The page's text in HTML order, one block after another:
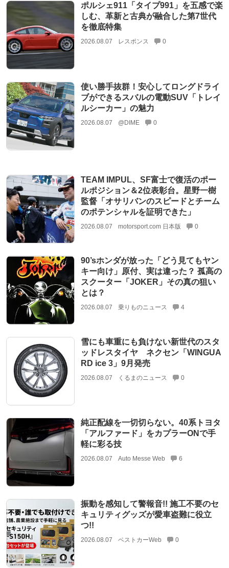
ポルシェ911「タイプ991」を五感で楽
しむ、革新と古典が融合した第7世代
を徹底特集
2026.08.07 レスポンス 0
使い勝手抜群！安心してロングドライ
ブができるスバルの電動SUV「トレイ
ルシーカー」の魅力
2026.08.07 @DIME 0
TEAM IMPUL、SF富士で復活のポー
ルポジション＆2位表彰台。星野一樹
監督「オサリバンのスピードとチーム
のポテンシャルを証明できた」
2026.08.07 motorsport.com 日本版 0
90’sホンダが放った「どう見てもヤン
キー向け」原付、実は違った？ 孤高の
スクーター「JOKER」その真の狙い
とは？
2026.08.07 乗りものニュース 4
雪にも車重にも負けない新世代のスタ
ッドレスタイヤ ネクセン「WINGUA
RD ice 3」9月発売
2026.08.07 くるまのニュース 0
純正配線を一切切らない。40系トヨタ
「アルファード」をカプラーONで手
軽に彩る技
2026.08.07 Auto Messe Web 6
振動を感知して警報音!! 施工不要のセ
キュリティグッズが愛車盗難に役立
つ!!
2026.08.07 ベストカーWeb 0